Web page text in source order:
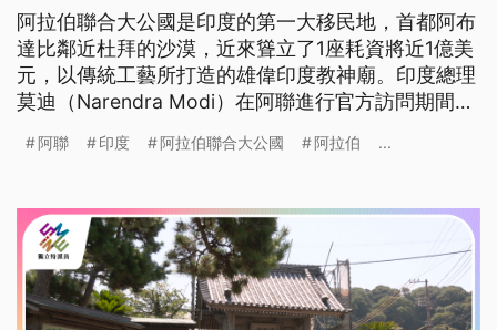
阿拉伯聯合大公國是印度的第一大移民地，首都阿布
達比鄰近杜拜的沙漠，近來聳立了1座耗資將近1億美
元，以傳統工藝所打造的雄偉印度教神廟。印度總理
莫迪（Narendra Modi）在阿聯進行官方訪問期間，
阿聯 印度 阿拉伯聯合大公國 阿拉伯 ...